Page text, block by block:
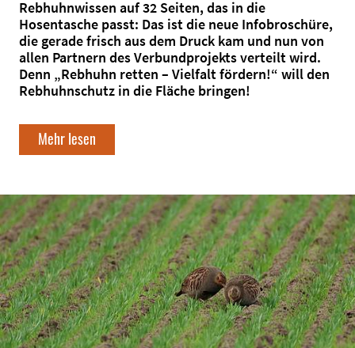
Rebhuhnwissen auf 32 Seiten, das in die
Hosentasche passt: Das ist die neue Infobroschüre,
die gerade frisch aus dem Druck kam und nun von
allen Partnern des Verbundprojekts verteilt wird.
Denn „Rebhuhn retten – Vielfalt fördern!“ will den
Rebhuhnschutz in die Fläche bringen!
Mehr lesen